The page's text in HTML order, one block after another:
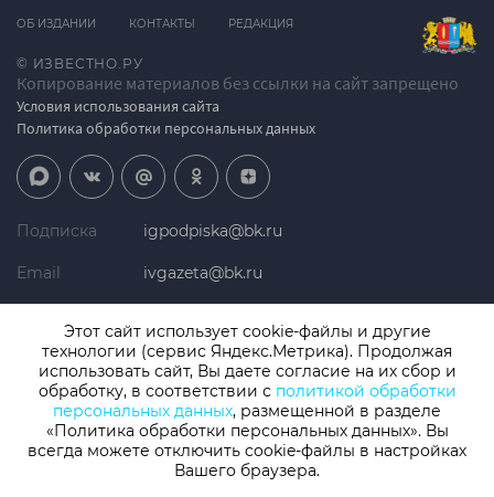
© ИЗВЕСТНО.РУ
Копирование материалов без ссылки на сайт запрещено
Условия использования сайта
Политика обработки персональных данных
ОБ ИЗДАНИИ КОНТАКТЫ РЕДАКЦИЯ
Подписка igpodpiska@bk.ru
Email ivgazeta@bk.ru
Телефон +7 (4932) 41-94-81
СМИ: Izvestno.ru. Реестровая запись 08.11.2019 серия ЭЛ № ФС 77 -
77192, зарегистрировано Роскомнадзором
Учредитель: БУ «Ивановские газеты». Главный редактор:
Этот сайт использует cookie-файлы и другие
технологии (сервис Яндекс.Метрика). Продолжая
использовать сайт, Вы даете согласие на их сбор и
обработку, в соответствии с политикой обработки
персональных данных, размещенной в разделе
«Политика обработки персональных данных». Вы
всегда можете отключить cookie-файлы в настройках
Вашего браузера.